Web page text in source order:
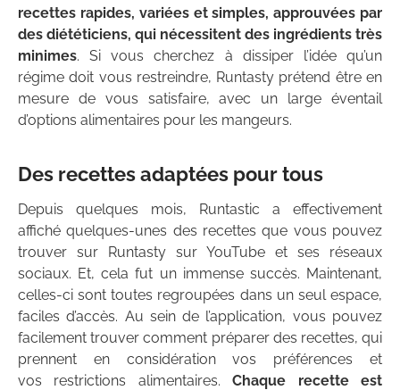
recettes rapides, variées et simples, approuvées par
des diététiciens, qui nécessitent des ingrédients très
minimes. Si vous cherchez à dissiper l’idée qu’un
régime doit vous restreindre, Runtasty prétend être en
mesure de vous satisfaire, avec un large éventail
d’options alimentaires pour les mangeurs.
Des recettes adaptées pour tous
Depuis quelques mois, Runtastic a effectivement
affiché quelques-unes des recettes que vous pouvez
trouver sur Runtasty sur YouTube et ses réseaux
sociaux. Et, cela fut un immense succès. Maintenant,
celles-ci sont toutes regroupées dans un seul espace,
faciles d’accès. Au sein de l’application, vous pouvez
facilement trouver comment préparer des recettes, qui
prennent en considération vos préférences et
vos restrictions alimentaires.Chaque recette est